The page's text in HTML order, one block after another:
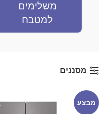
משלימים
למטבח
מסננים
מבצע